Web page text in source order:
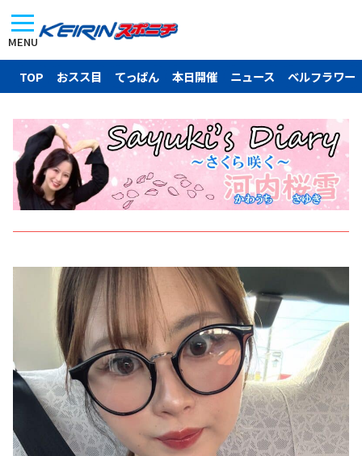
MENU
TOP おスス目 てっぱん 本日開催 ニュース ベルフラワー